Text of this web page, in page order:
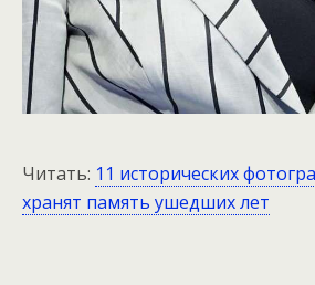
Читать: 11 исторических
хранят память ушедших лет